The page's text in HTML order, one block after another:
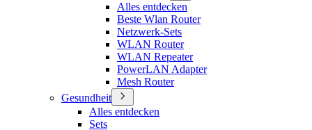
Alles entdecken
Beste Wlan Router
Netzwerk-Sets
WLAN Router
WLAN Repeater
PowerLAN Adapter
Mesh Router
Gesundheit
Alles entdecken
Sets